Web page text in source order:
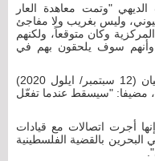
"وتمت معاهدة العار
وليس بغريب ولا مفاجئ
وكان متوقعاً، ولكنهم
وأنهم سوف يلحقون بهم في
وعلق آية الله الشيخ عيسى قاسم في بيان (12 سبتمبر/ ايلول 2020)
مضيفا: "سيسقط عندما تفعّل
أجرت اتصالات مع قيادات
البحرين بالقضية الفلسطينية